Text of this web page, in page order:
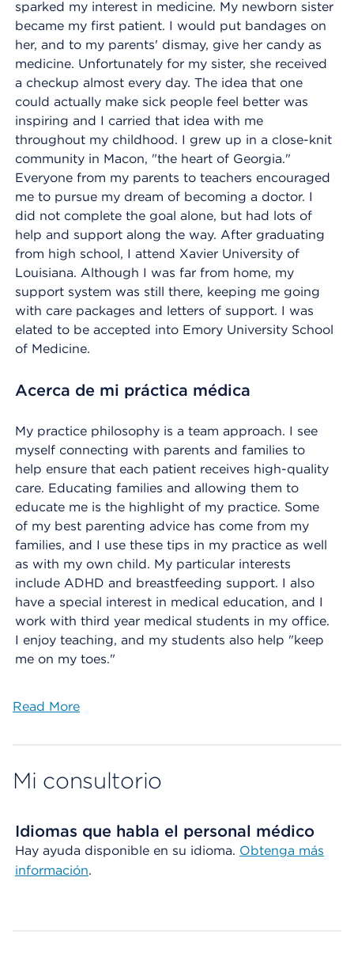
sparked my interest in medicine. My newborn sister
became my first patient. I would put bandages on
her, and to my parents' dismay, give her candy as
medicine. Unfortunately for my sister, she received
a checkup almost every day. The idea that one
could actually make sick people feel better was
inspiring and I carried that idea with me
throughout my childhood. I grew up in a close-knit
community in Macon, "the heart of Georgia."
Everyone from my parents to teachers encouraged
me to pursue my dream of becoming a doctor. I
did not complete the goal alone, but had lots of
help and support along the way. After graduating
from high school, I attend Xavier University of
Louisiana. Although I was far from home, my
support system was still there, keeping me going
with care packages and letters of support. I was
elated to be accepted into Emory University School
of Medicine.
Acerca de mi práctica médica
My practice philosophy is a team approach. I see
myself connecting with parents and families to
help ensure that each patient receives high-quality
care. Educating families and allowing them to
educate me is the highlight of my practice. Some
of my best parenting advice has come from my
families, and I use these tips in my practice as well
as with my own child. My particular interests
include ADHD and breastfeeding support. I also
have a special interest in medical education, and I
work with third year medical students in my office.
I enjoy teaching, and my students also help "keep
me on my toes."
Read More
Mi consultorio
Idiomas que habla el personal médico
Hay ayuda disponible en su idioma. Obtenga más
información.